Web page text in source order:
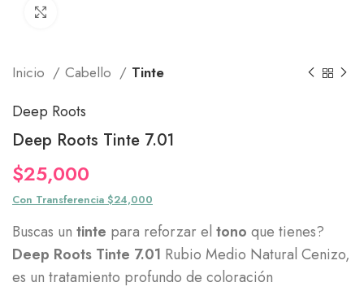
Inicio Cabello Tinte
Deep Roots
Deep Roots Tinte 7.01
$25,000
Con Transferencia $24,000
Buscas un tinte para reforzar el tono que tienes?
Deep Roots Tinte 7.01 Rubio Medio Natural Cenizo,
es un tratamiento profundo de coloración